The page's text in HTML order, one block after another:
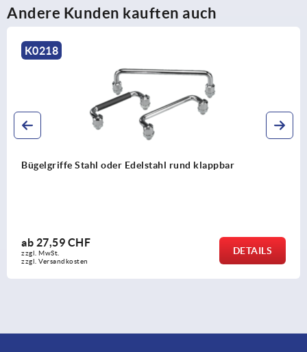
Andere Kunden kauften auch
K0218
Bügelgriffe Stahl oder Edelstahl rund klappbar
ab 27,59 CHF
zzgl. MwSt.
zzgl. Versandkosten
DETAILS